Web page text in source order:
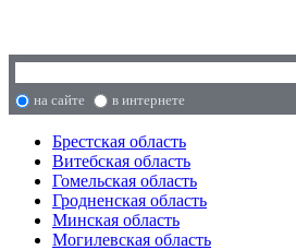
на сайте в интернете
Брестская область
Витебская область
Гомельская область
Гродненская область
Минская область
Могилевская область